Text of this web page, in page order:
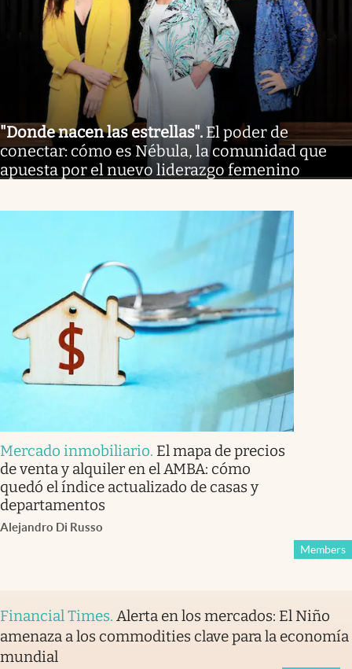
"Donde nacen las estrellas". El poder de
conectar: cómo es Nébula, la comunidad que
apuesta por el nuevo liderazgo femenino
Mercado inmobiliario. El mapa de precios
de venta y alquiler en el AMBA: cómo
quedó el índice actualizado de casas y
departamentos
Alejandro Di Russo
Members
Financial Times. Alerta en los mercados: El Niño
amenaza a los commodities clave para la economía
mundial